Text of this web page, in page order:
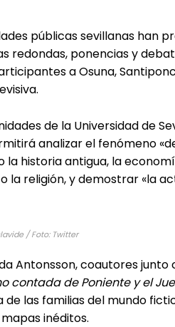
públicas sevillanas han
redondas, ponencias y
a Osuna,
de la Universidad de
analizar el fenómeno
historia antigua, la
la religión, y demostrar «la
/ Foto: Twitter
Antonsson, coautores junto
contada de Poniente y el
las familias del mundo
inéditos.